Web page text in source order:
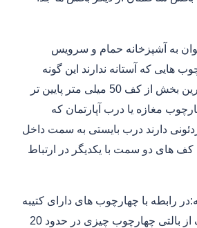
به آشپزخانه حمام و سرویس
هایی که آستانه ندارند این گونه
نصب می شوند که پایین ترین بخش از کف 50 میلی متر پایین تر
مغازه یا درب آپارتمان که
دارند درب بایستی به سمت داخل
های دو سمت با یکدیگر در ارتباط
رابطه با چهارچوب های دارای کتیبه
باید توجه داشت که شاخک از بالتی چهارچوب چیزی در حدود 20